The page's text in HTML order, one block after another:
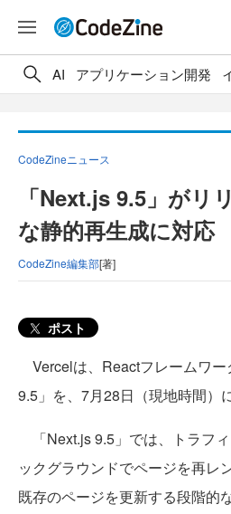
AI アプリケーション開発
CodeZineニュース
「Next.js 9.5」がリ
な静的再生成に対応
CodeZine編集部[著]
ポスト
Vercelは、Reactフレームワ
9.5」を、7月28日（現地時間）
「Next.js 9.5」では、トラフ
ックグラウンドでページを再レ
既存のページを更新する段階的